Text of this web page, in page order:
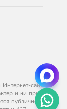
сайт
и ни при
публичной